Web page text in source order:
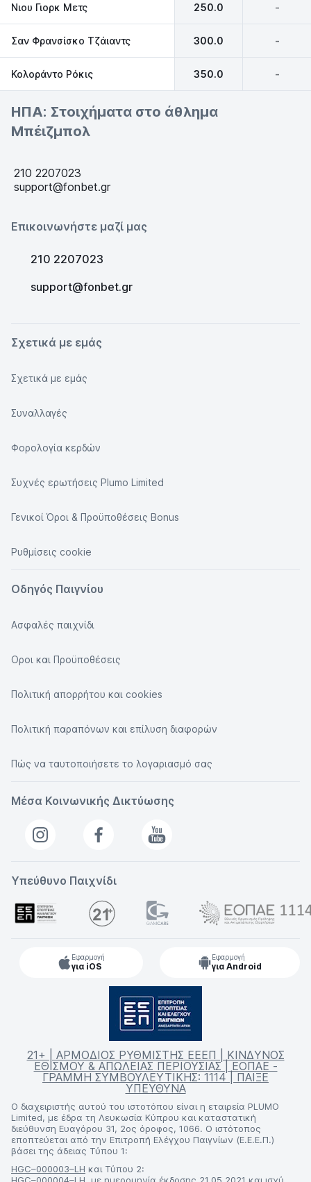
Νιου Γιορκ Μετς 250.0 -
Σαν Φρανσίσκο Τζάιαντς 300.0 -
Κολοράντο Ρόκις 350.0 -
ΗΠΑ: Στοιχήματα στο άθλημα
Μπέιζμπολ
210 2207023
support@fonbet.gr
Επικοινωνήστε μαζί μας
210 2207023
support@fonbet.gr
Σχετικά με εμάς
Σχετικά με εμάς
Συναλλαγές
Φορολογία κερδών
Συχνές ερωτήσεις Plumo Limited
Γενικοί Όροι & Προϋποθέσεις Bonus
Ρυθμίσεις cookie
Οδηγός Παιγνίου
Ασφαλές παιχνίδι
Οροι και Προϋποθέσεις
Πολιτική απορρήτου και cookies
Πολιτική παραπόνων και επίλυση διαφορών
Πώς να ταυτοποιήσετε το λογαριασμό σας
Μέσα Κοινωνικής Δικτύωσης
Υπεύθυνο Παιχνίδι
Εφαρμογή
για iOS
Εφαρμογή
για Android
21+ | ΑΡΜΟΔΙΟΣ ΡΥΘΜΙΣΤΗΣ ΕΕΕΠ | ΚΙΝΔΥΝΟΣ
ΕΘΙΣΜΟΥ & ΑΠΩΛΕΙΑΣ ΠΕΡΙΟΥΣΙΑΣ | ΕΟΠΑΕ -
ΓΡΑΜΜΗ ΣΥΜΒΟΥΛΕΥΤΙΚΗΣ: 1114 | ΠΑΙΞΕ
ΥΠΕΥΘΥΝΑ
Ο διαχειριστής αυτού του ιστοτόπου είναι η εταιρεία PLUMO
Limited, με έδρα τη Λευκωσία Κύπρου και καταστατική
διεύθυνση Ευαγόρου 31, 2ος όροφος, 1066. Ο ιστότοπος
εποπτεύεται από την Επιτροπή Ελέγχου Παιγνίων (Ε.Ε.Ε.Π.)
βάσει της άδειας Τύπου 1:
HGC–000003–LH και Τύπου 2: